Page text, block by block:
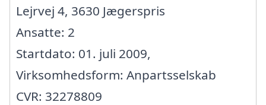
Lejrvej 4, 3630 Jægerspris
Ansatte: 2
Startdato: 01. juli 2009,
Virksomhedsform: Anpartsselskab
CVR: 32278809